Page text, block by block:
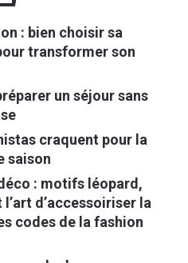
: bien choisir sa
transformer son
un séjour sans
craquent pour la
saison
: motifs léopard,
d’accessoiriser la
codes de la fashion